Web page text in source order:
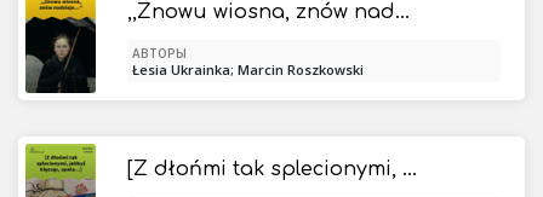
,,Znowu wiosna, znów nadzieje..."
АВТОРЫ
Łesia Ukrainka; Marcin Roszkowski
[Z dłońmi tak splecionymi, jakbyś klęcząc, spała...]